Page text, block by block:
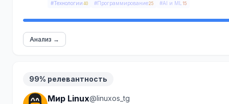
#Технологии 40 #Программирование25 #AI и ML 15
Анализ →
99% релевантность
Мир Linux@linuxos_tg